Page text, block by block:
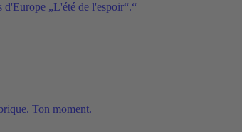
d'Europe „L'été de l'espoir“.“
Ton moment.